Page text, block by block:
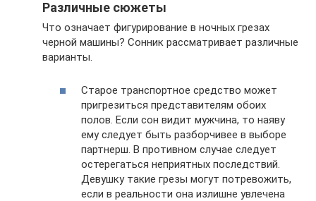
Различные сюжеты
Что означает фигурирование в ночных грезах
черной машины? Сонник рассматривает различные
варианты.
Старое транспортное средство может
пригрезиться представителям обоих
полов. Если сон видит мужчина, то наяву
ему следует быть разборчивее в выборе
партнерш. В противном случае следует
остерегаться неприятных последствий.
Девушку такие грезы могут потревожить,
если в реальности она излишне увлечена